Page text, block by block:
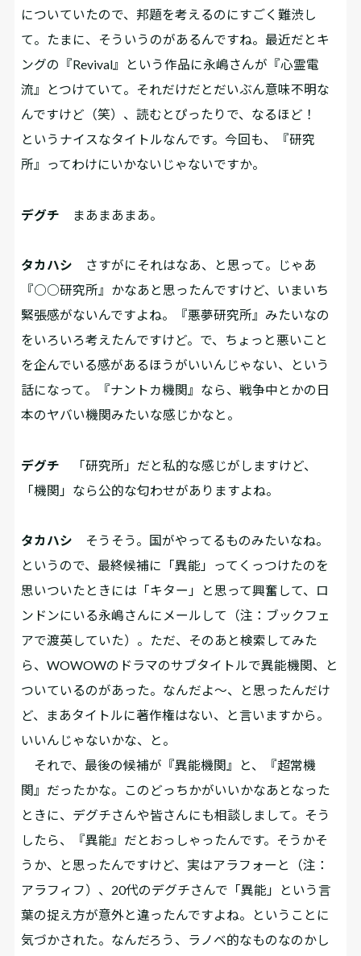
についていたので、邦題を考えるのにすごく難渋し
て。たまに、そういうのがあるんですね。最近だとキ
ングの『Revival』という作品に永嶋さんが『心霊電
流』とつけていて。それだけだとだいぶん意味不明な
んですけど（笑）、読むとぴったりで、なるほど！
というナイスなタイトルなんです。今回も、『研究
所』ってわけにいかないじゃないですか。
デグチ まあまあまあ。
タカハシ さすがにそれはなあ、と思って。じゃあ
『○○研究所』かなあと思ったんですけど、いまいち
緊張感がないんですよね。『悪夢研究所』みたいなの
をいろいろ考えたんですけど。で、ちょっと悪いこと
を企んでいる感があるほうがいいんじゃない、という
話になって。『ナントカ機関』なら、戦争中とかの日
本のヤバい機関みたいな感じかなと。
デグチ 「研究所」だと私的な感じがしますけど、
「機関」なら公的な匂わせがありますよね。
タカハシ そうそう。国がやってるものみたいなね。
というので、最終候補に「異能」ってくっつけたのを
思いついたときには「キター」と思って興奮して、ロ
ンドンにいる永嶋さんにメールして（注：ブックフェ
アで渡英していた）。ただ、そのあと検索してみた
ら、WOWOWのドラマのサブタイトルで異能機関、と
ついているのがあった。なんだよ～、と思ったんだけ
ど、まあタイトルに著作権はない、と言いますから。
いいんじゃないかな、と。
それで、最後の候補が『異能機関』と、『超常機
関』だったかな。このどっちかがいいかなあとなった
ときに、デグチさんや皆さんにも相談しまして。そう
したら、『異能』だとおっしゃったんです。そうかそ
うか、と思ったんですけど、実はアラフォーと（注：
アラフィフ）、20代のデグチさんで「異能」という言
葉の捉え方が意外と違ったんですよね。ということに
気づかされた。なんだろう、ラノベ的なものなのかし